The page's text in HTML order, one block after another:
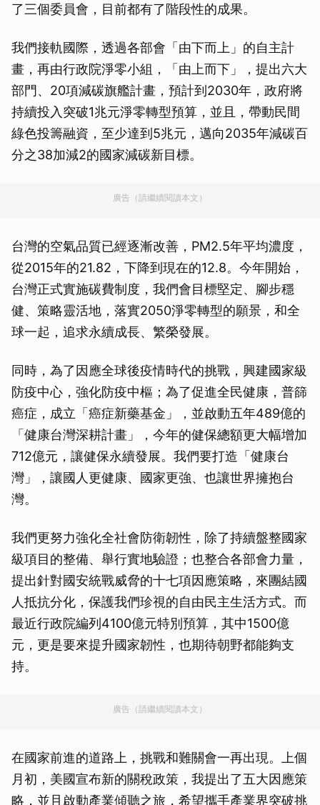
了三個委員會，目前都有了階段性的成果。
我們接軌國際，透過各部會「由下而上」的自主計
畫，再由行政院淨零小組，「由上而下」，提出六大
部門、20項減碳旗艦計畫，預計到2030年，政府將
持續投入突破1兆元淨零轉型預算，並且，帶動民間
綠色投籌融資，至少達到5兆元，邁向2035年減碳百
分之38加減2的國家減碳新目標。
廣告（請繼續閱讀本文）
台灣的空氣品質已經逐漸改善，PM2.5年平均濃度，
從2015年的21.82，下降到現在的12.8。今年開始，
台灣正式實施碳費制度，我們會目標堅定、腳步穩
健、策略靈活地，落實2050淨零轉型的願景，和全
球一起，追求永續成長、繁榮發展。
同時，為了因應全球後疫情時代的挑戰，興建國家級
防疫中心，強化防疫中樞；為了促進全民健康，普篩
癌症，成立「癌症新藥基金」，並啟動五年489億的
「健康台灣深耕計畫」，今年的健保總額更大幅增加
712億元，讓健保永續發展。我們要打造「健康台
灣」，讓國人更健康、國家更強、也讓世界擁抱台
灣。
我們更努力強化全社會防衛韌性，除了持續盤整國家
級項目的整備、舉行實地驗證；也整合各部會力量，
提出針對國安統戰威脅的十七項因應策略，來團結國
人抵抗分化，保護我們珍視的自由民主生活方式。而
最近行政院編列4100億元特別預算，其中1500億
元，更是要來提升國家韌性，也期待朝野都能夠支
持。
廣告（請繼續閱讀本文）
在國家前進的道路上，挑戰和難關會一再出現。上個
月初，美國宣布新的關稅政策，我提出了五大因應策
略，並且啟動產業傾聽之旅，希望攜手產業界突破挑